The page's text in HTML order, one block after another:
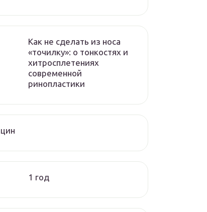
Как не сделать из носа
«точилку»: о тонкостях и
хитросплетениях
современной
ринопластики
1 год